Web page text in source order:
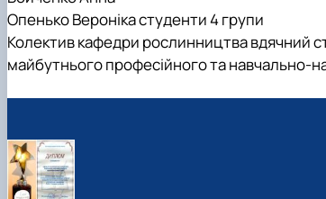
Опенько Вероніка студенти 4 групи
Колектив кафедри рослинництва вдячний
майбутнього професійного та навчально-